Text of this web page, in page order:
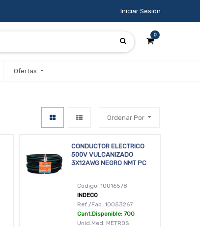
Iniciar Sesión
0
Ofertas
Ordenar Por
CONDUCTOR ELECTRICO
500V VULCANIZADO
3X12AWG NEGRO NMT PC
Código: 10016578
INDECO
Ref./Fab: 10053267
Cant.Disponible: 700
Unid.Med: METROS